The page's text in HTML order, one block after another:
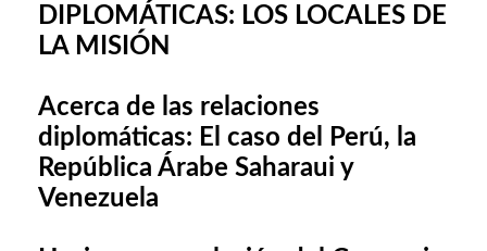
DIPLOMÁTICAS: LOS LOCALES DE
LA MISIÓN
Acerca de las relaciones
diplomáticas: El caso del Perú, la
República Árabe Saharaui y
Venezuela